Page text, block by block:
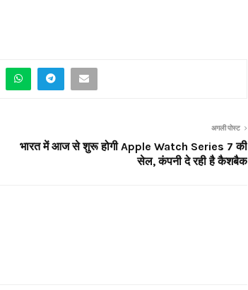
अगली पोस्ट
भारत में आज से शुरू होगी Apple Watch Series 7 की
सेल, कंपनी दे रही है कैशबैक